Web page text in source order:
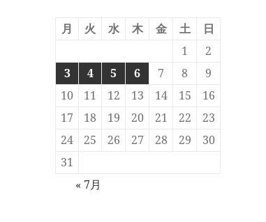
月 火 水 木 金 土
日
1
2
3
4 5 6 7 8
9
10
11 12 13 14 15
16
17
18 19 20 21 22
23
24
25 26 27 28 29
30
31
« 7月